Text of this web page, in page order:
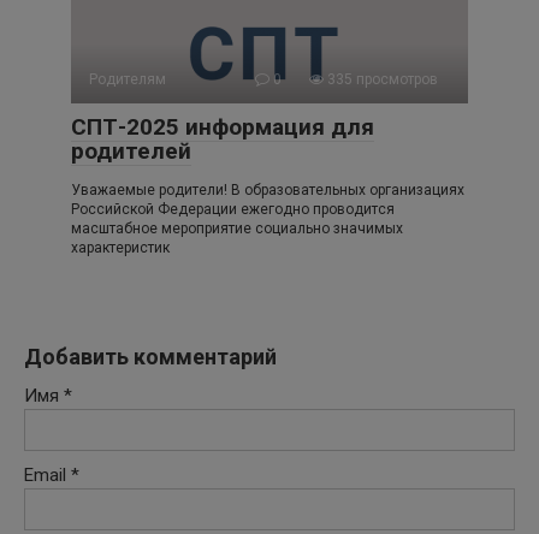
Родителям 0 335 просмотров
СПТ-2025 информация для
родителей
Уважаемые родители! В образовательных организациях
Российской Федерации ежегодно проводится
масштабное мероприятие социально значимых
характеристик
Добавить комментарий
Имя *
Email *